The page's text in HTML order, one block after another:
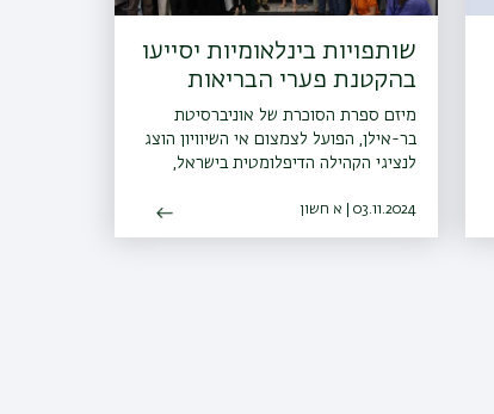
שותפויות בינלאומיות יסייעו
בהקטנת פערי הבריאות
בפריפריה
מיזם ספרת הסוכרת של אוניברסיטת
בר-אילן, הפועל לצמצום אי השיוויון הוצג
לנציגי הקהילה הדיפלומטית בישראל,
03.11.2024 | א חשון